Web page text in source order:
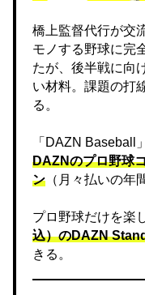
橋上監督代行が交
モノする野球に完
たが、後半戦に向
い材料。課題の打
る。
「DAZN Baseball
DAZNのプロ野球
ン （月々払いの年
プロ野球だけを楽
込）のDAZN
きる。